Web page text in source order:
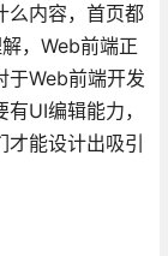
么内容，首页都
，Web前端正
于Web前端开发
UI编辑能力，
才能设计出吸引